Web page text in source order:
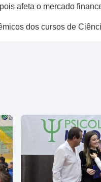
afeta o mercado
dos cursos de